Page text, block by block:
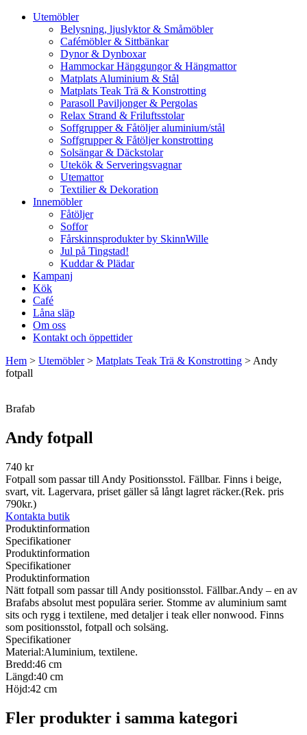
Utemöbler
Belysning, ljuslyktor & Småmöbler
Cafémöbler & Sittbänkar
Dynor & Dynboxar
Hammockar Hänggungor & Hängmattor
Matplats Aluminium & Stål
Matplats Teak Trä & Konstrotting
Parasoll Paviljonger & Pergolas
Relax Strand & Friluftsstolar
Soffgrupper & Fåtöljer aluminium/stål
Soffgrupper & Fåtöljer konstrotting
Solsängar & Däckstolar
Utekök & Serveringsvagnar
Utemattor
Textilier & Dekoration
Innemöbler
Fåtöljer
Soffor
Fårskinnsprodukter by SkinnWille
Jul på Tingstad!
Kuddar & Plädar
Kampanj
Kök
Café
Låna släp
Om oss
Kontakt och öppettider
Hem > Utemöbler> Matplats Teak Trä & Konstrotting > Andy
fotpall
Brafab
Andy fotpall
740 kr
Fotpall som passar till Andy Positionsstol. Fällbar. Finns i beige,
svart, vit. Lagervara, priset gäller så långt lagret räcker.(Rek. pris
790kr.)
Kontakta butik
Produktinformation
Specifikationer
Produktinformation
Specifikationer
Produktinformation
Nätt fotpall som passar till Andy positionsstol. Fällbar.Andy – en av
Brafabs absolut mest populära serier. Stomme av aluminium samt
sits och rygg i textilene, med detaljer i teak eller nonwood. Finns
som positionsstol, fotpall och solsäng.
Specifikationer
Material:Aluminium, textilene.
Bredd:46 cm
Längd:40 cm
Höjd:42 cm
Fler produkter i samma kategori